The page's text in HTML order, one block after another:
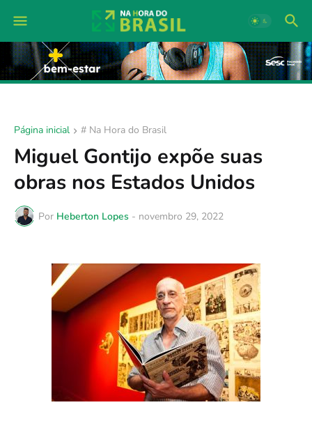
Página inicial # Na Hora do Brasil
Miguel Gontijo expõe suas
obras nos Estados Unidos
Por Heberton Lopes - novembro 29, 2022